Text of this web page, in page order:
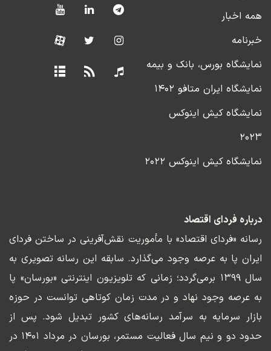
همه اخبار
خبرنامه
نمایشگاه بورس، بانک و بیمه
نمایشگاه ایران متافو ۱۴۰۲
نمایشگاه کیش اینوکس
۲۰۲۳
نمایشگاه کیش اینوکس ۲۰۲۲
درباره فردای اقتصاد
رسانه «فردای اقتصاد» با مأموریت نقش‌آفرینی در ساختن فردای
ایران پا به عرصه وجود می‌گذارد. سابقه این رسانه تصویری به
سال ۱۳۹۹ برمی‌گردد؛ زمانی که تلویزیون اینترنتی «بورسان» پا
به عرصه وجود نهاد و در مدت زمان کوتاهی توانست در حوزه
بازار سرمایه به سرآمد رسانه‌های کشور تبدیل شود. پس از
حدود دو و نیم سال فعالیت مستمر، بورسان در مرداد ۱۴۰۱ در